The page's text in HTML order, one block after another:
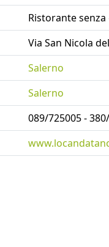
Ristorante
Via San Nicola
Salerno
Salerno
089/725005 -